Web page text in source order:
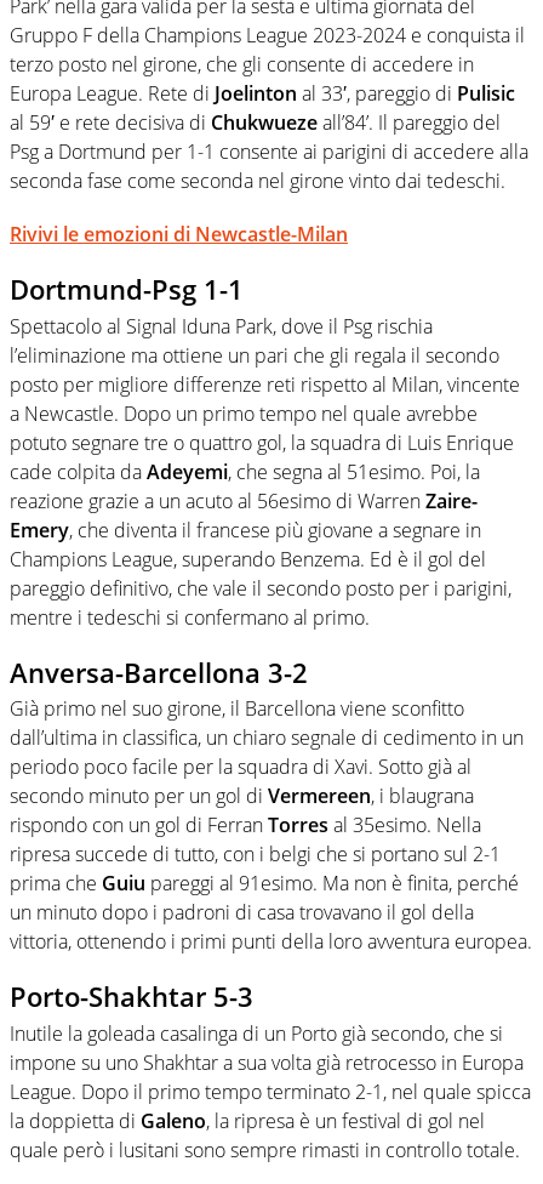
Park’ nella gara valida per la sesta e ultima giornata del
Gruppo F della Champions League 2023-2024 e conquista il
terzo posto nel girone, che gli consente di accedere in
Europa League. Rete di Joelinton al 33′, pareggio di Pulisic
al 59′ e rete decisiva di Chukwuezeall’84’. Il pareggio del
Psg a Dortmund per 1-1 consente ai parigini di accedere alla
seconda fase come seconda nel girone vinto dai tedeschi.
Rivivi le emozioni di Newcastle-Milan
Dortmund-Psg 1-1
Spettacolo al Signal Iduna Park, dove il Psg rischia
l’eliminazione ma ottiene un pari che gli regala il secondo
posto per migliore differenze reti rispetto al Milan, vincente
a Newcastle. Dopo un primo tempo nel quale avrebbe
potuto segnare tre o quattro gol, la squadra di Luis Enrique
cade colpita daAdeyemi, che segna al 51esimo. Poi, la
reazione grazie a un acuto al 56esimo di WarrenZaire-
Emery, che diventa il francese più giovane a segnare in
Champions League, superando Benzema. Ed è il gol del
pareggio definitivo, che vale il secondo posto per i parigini,
mentre i tedeschi si confermano al primo.
Anversa-Barcellona 3-2
Già primo nel suo girone, il Barcellona viene sconfitto
dall’ultima in classifica, un chiaro segnale di cedimento in un
periodo poco facile per la squadra di Xavi. Sotto già al
secondo minuto per un gol di Vermereen, i blaugrana
rispondo con un gol di FerranTorres al 35esimo. Nella
ripresa succede di tutto, con i belgi che si portano sul 2-1
prima che Guiu pareggi al 91esimo. Ma non è finita, perché
un minuto dopo i padroni di casa trovavano il gol della
vittoria, ottenendo i primi punti della loro avventura europea.
Porto-Shakhtar 5-3
Inutile la goleada casalinga di un Porto già secondo, che si
impone su uno Shakhtar a sua volta già retrocesso in Europa
League. Dopo il primo tempo terminato 2-1, nel quale spicca
la doppietta di Galeno, la ripresa è un festival di gol nel
quale però i lusitani sono sempre rimasti in controllo totale.